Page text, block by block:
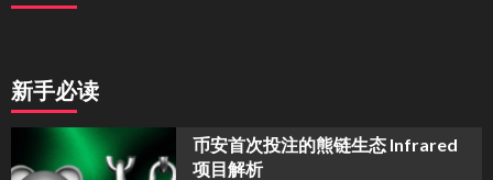
新手必读
币安首次投注的熊链生态 Infrared
项目解析